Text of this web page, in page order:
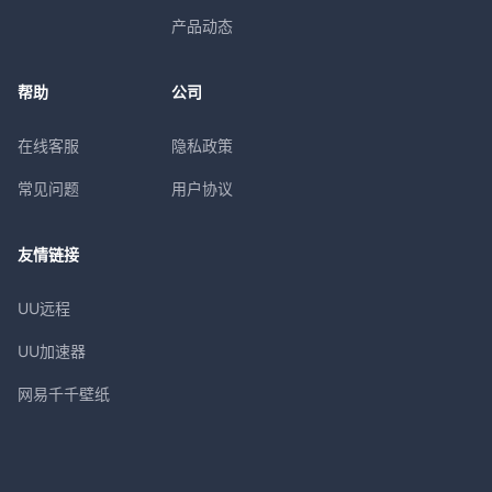
产品动态
帮助
在线客服
常见问题
公司
隐私政策
用户协议
友情链接
UU远程
UU加速器
网易千千壁纸